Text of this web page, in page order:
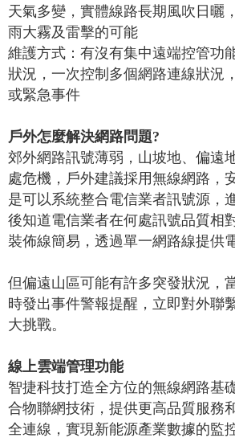
天氣多變，實體線路長期風吹日曬
雨大霧及雷擊的可能
維護方式：有沒有集中遠端控管功
狀況，一次控制多個網路連線狀況
或緊急事件
戶外怎麼解決網路問題?
郊外網路訊號薄弱，山坡地、偏遠
處危機，戶外建議採用無線網路，
是可以系統整合電信業者訊號源，
後知道電信業者在何處訊號品質相
裝佈線簡易，透過單一網路線提供
但偏遠山區可能有許多突發狀況，
時發出事件警報提醒，立即對外聯
大挑戰。
線上雲端管理功能
智捷科技打造全方位的無線網路基
合物聯網技術，提供更高品質服務
全連線，實現新能源產業數據的監